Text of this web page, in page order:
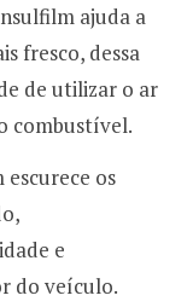
ajuda a
fresco, dessa
de utilizar o ar
combustível.
os
e
do veículo.